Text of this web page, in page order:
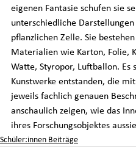
eigenen Fantasie schufen sie
unterschiedliche
pflanzlichen Zelle. Sie bestehen
Materialien wie Karton, Folie,
Watte, Styropor, Luftballon. Es
Kunstwerke entstanden, die
jeweils fachlich genauen
anschaulich zeigen, wie das
ihres Forschungsobjektes
Schüler:innen Beiträge